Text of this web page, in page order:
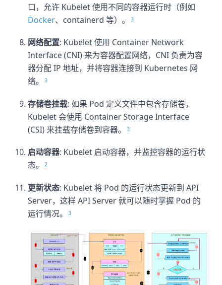
口，允许 Kubelet 使用不同的容器运行时（例如
Docker、containerd 等）。 3
网络配置: Kubelet 使用 Container Network
Interface (CNI) 来为容器配置网络，CNI 负责为容
器分配 IP 地址，并将容器连接到 Kubernetes 网
络。
3
存储卷挂载: 如果 Pod 定义文件中包含存储卷，
Kubelet 会使用 Container Storage Interface
(CSI) 来挂载存储卷到容器。
3
启动容器: Kubelet 启动容器，并监控容器的运行状
态。
2
更新状态: Kubelet 将 Pod 的运行状态更新到 API
Server，这样 API Server 就可以随时掌握 Pod 的
运行情况。
3